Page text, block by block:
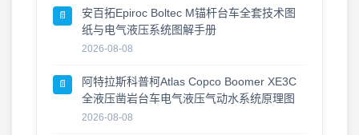
工程机械零件图册更新 · 2026年7月26日
2026年7月26日 零件图册 · 维修手册 · 最新更新
2026-07-26
资料更新 · 2026年7月24日
📄
安百拓Epiroc Boltec M锚杆台车全套技术图
纸与电气液压系统图解手册
2026-08-08
📄
阿特拉斯科普柯Atlas Copco Boomer XE3C
全液压凿岩台车电气液压气动水系统原理图
2026-08-08